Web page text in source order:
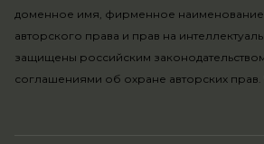
доменное имя, фирменное наименование
авторского права и прав на
защищены российским
соглашениями об охране авторских прав.